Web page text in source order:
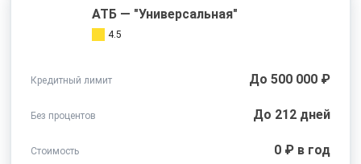
АТБ — "Универсальная"
4.5
Кредитный лимит До 500 000 ₽
Без процентов До 212 дней
Стоимость 0 ₽ в год